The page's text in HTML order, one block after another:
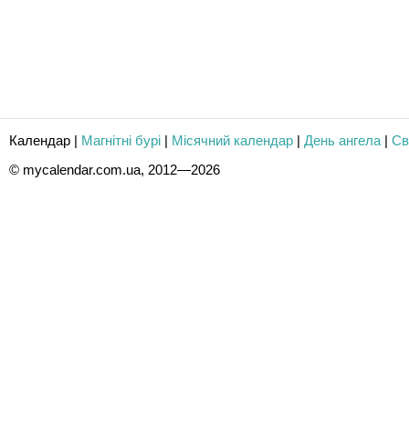
Календар | Магнітні бурі | Місячний календар | День ангела |
© mycalendar.com.ua, 2012—2026